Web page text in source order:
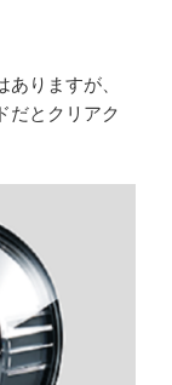
りますが、
だとクリアク